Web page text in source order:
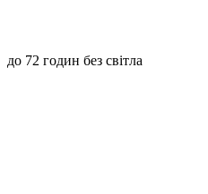
до 72 годин без світла